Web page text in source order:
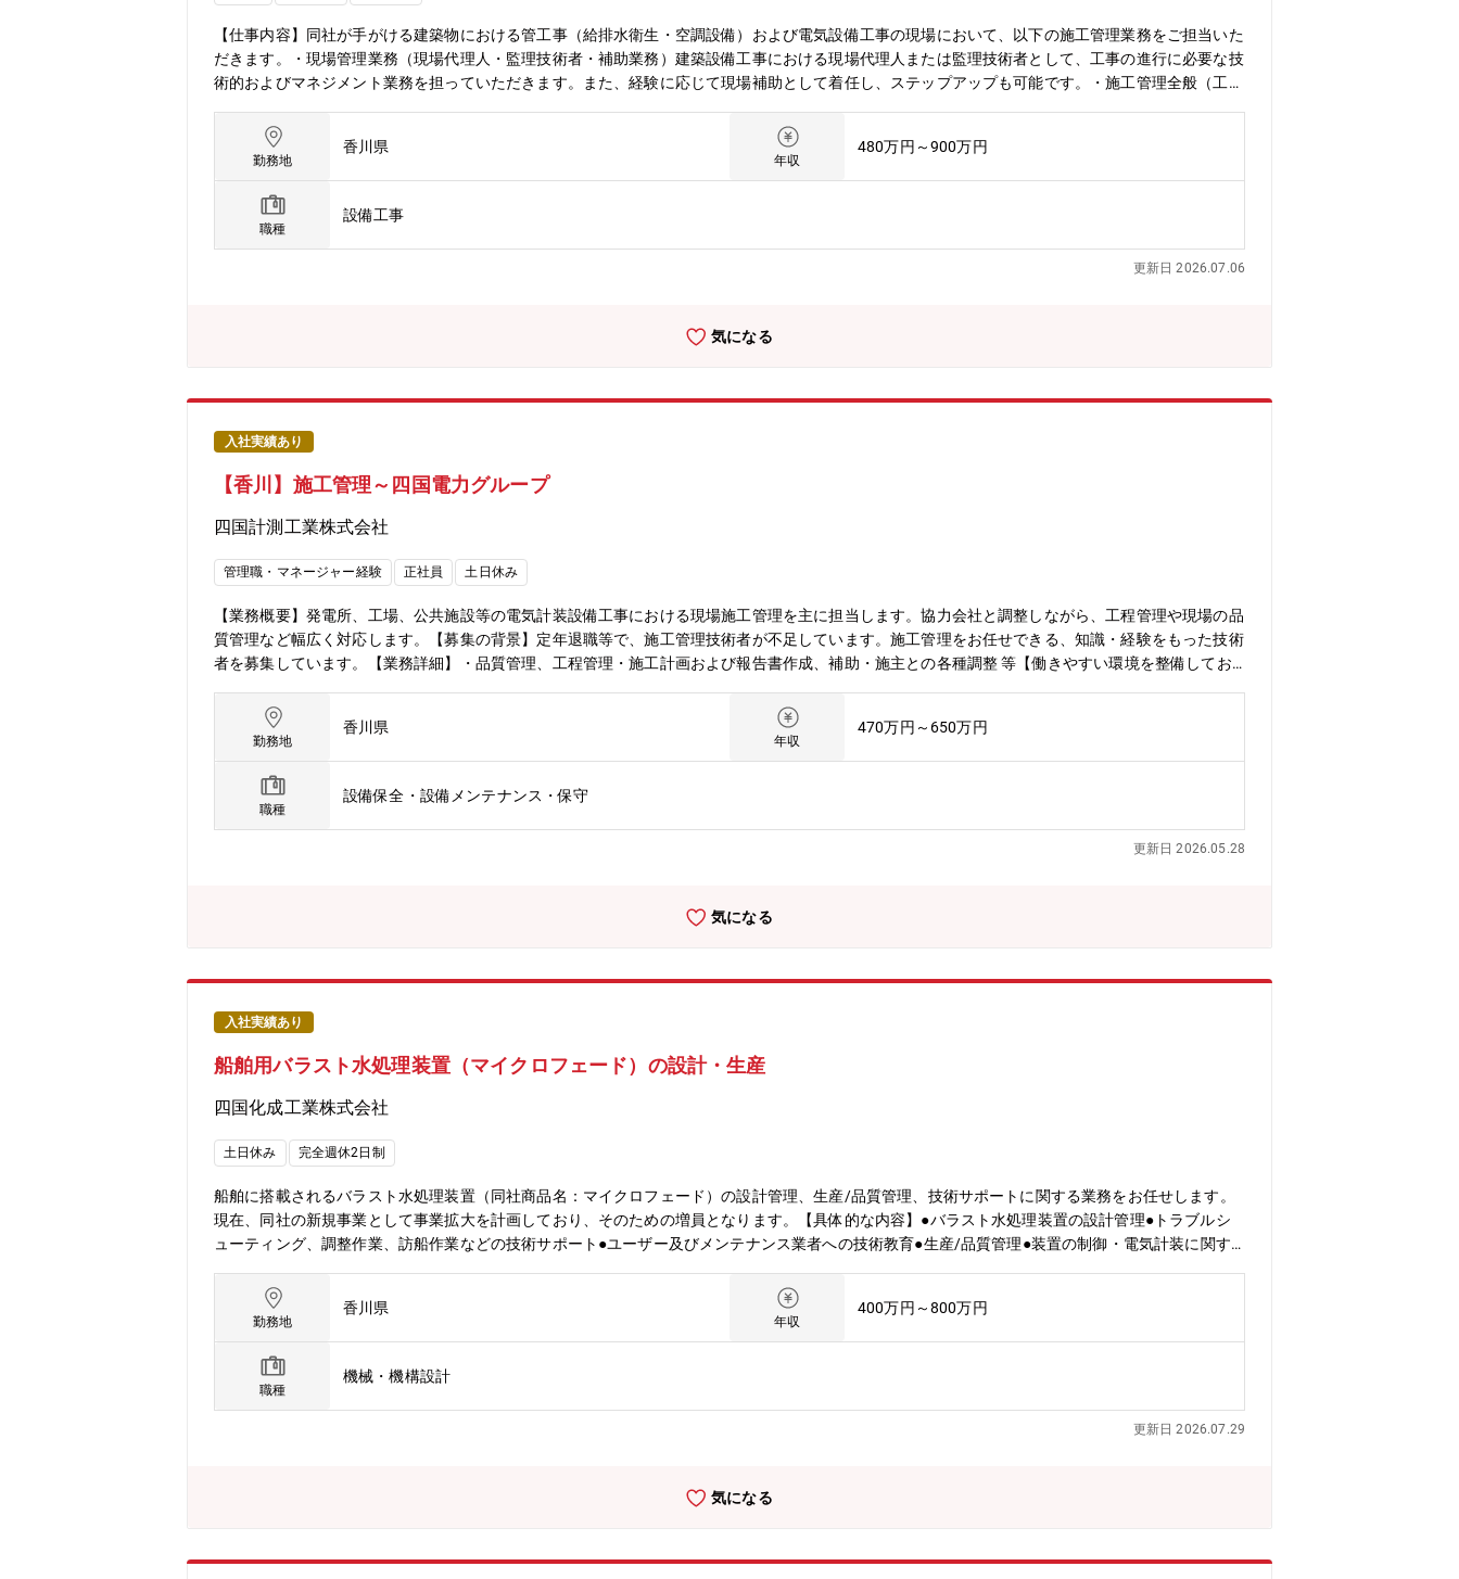
【仕事内容】同社が手がける建築物における管工事（給排水衛生・空調設備）および電気設備工事の現場において、以下の施工管理業務をご担当いた
だきます。・現場管理業務（現場代理人・監理技術者・補助業務）建築設備工事における現場代理人または監理技術者として、工事の進行に必要な技
術的およびマネジメント業務を担っていただきます。また、経験に応じて現場補助として着任し、ステップアップも可能です。・施工管理全般（工
くコストマネジメント（原価）**など、建築設備工事全体の円滑な推進を担当していただきます。■対象物件庁舎・学校・病院・商業施設・ビル・工
場・マンション等※高松市など、香川県内の案件をご担当頂くイメージとなります。■募集背景同社では工事受注量の増加に伴い、現場での施工管理
業務の需要が拡大しています。しかし、施工管理人員が不足している状況が続いており、加えて働き方改革への対応も進めていることから、既存人員
への負荷が高まる慢性的な人手不足が課題となっています。今後、より持続可能な働き方の実現と品質の高い施工体制を維持・強化するためにも、人
員体制の再構築と組織拡大が急務です。将来的には、施工現場の中核を担っていただける方として、新たな仲間を募集いたします。■キャリアイメー
ジご入社後の半年～1年程度は、施工中の現場にて現場補助業務を通じて、当社（㈱フソウ）の管理体制や施工プロセスにじっくり慣れていただきま
す。実際の現場での動きや社内ルール、協力会社との連携などをOJT形式で学びながら、着実にスキルを身につけていただける環境です。十分な習熟
給水装置工事主任技術者／下水道排水設備工事責任技術者 ※設備工事の実務に直結する国家資格として歓迎します。・消防設備士（甲種1類） ※
術の研究開発」、「耐震性に優れた鋼管の製造・販売」などを通じて、社会に安心・安全な水のインフラを提供しております。・水インフラの設計・
社、関わった施設数(浄水場、下水処理場、ポンプ場等)600数以上と多くの実績を世界各国で残しております。・従業員890人の内、機械器具設置105
勤務地
香川県
年収
480万円～900万円
職種
設備工事
更新日 2026.07.06
気になる
入社実績あり
【香川】施工管理～四国電力グループ
四国計測工業株式会社
管理職・マネージャー経験 正社員 土日休み
【業務概要】発電所、工場、公共施設等の電気計装設備工事における現場施工管理を主に担当します。協力会社と調整しながら、工程管理や現場の品
質管理など幅広く対応します。【募集の背景】定年退職等で、施工管理技術者が不足しています。施工管理をお任せできる、知識・経験をもった技術
者を募集しています。【業務詳細】・品質管理、工程管理・施工計画および報告書作成、補助・施主との各種調整 等【働きやすい環境を整備してお
育児支援制度を整えており、2020年9月にくるみん認定（厚生労働省による「子育てサポート企業」の認可）を受けております。また、ご自身のライ
フステージやニーズに応じ、福利厚生プランを自由に設定できるカフェテリアプラン制度を導入しております。社員の場合年間80,000ポイントが付
与され、1ポイント1～1.2円換算にて、人間ドック、学校の入学金・授業料、車検・整備代、固定資産税、保険料などに充てることが可能です。【同
社について】同社は四国電力グループの一員として、1951年に電力メーターの修理調整業務を行う会社として創業しました。その後、計測・制御を
中心とするエレクトロニクス技術を活用し、事業領域の拡大に努めました。現在では高品質のシステム製品やメカトロ技術応用製品に加え、高度な計
装技術を幅広く顧客へ提供でき、多くの方々から高い評価を得ています。こうした中、同社は2021年12月に創立70周年を迎え、「（既存事業と新事
業を掛け合わせた）両利きの経営」、「能動的ソリューション営業」、「健康経営」の3本柱で事業活動に取り組んでいくことを定めています。【事
勤務地
香川県
年収
470万円～650万円
職種
設備保全・設備メンテナンス・保守
更新日 2026.05.28
気になる
入社実績あり
船舶用バラスト水処理装置（マイクロフェード）の設計・生産
四国化成工業株式会社
土日休み 完全週休2日制
船舶に搭載されるバラスト水処理装置（同社商品名：マイクロフェード）の設計管理、生産/品質管理、技術サポートに関する業務をお任せします。
現在、同社の新規事業として事業拡大を計画しており、そのための増員となります。【具体的な内容】●バラスト水処理装置の設計管理●トラブルシ
ューティング、調整作業、訪船作業などの技術サポート●ユーザー及びメンテナンス業者への技術教育●生産/品質管理●装置の制御・電気計装に関す
勤務地
香川県
年収
400万円～800万円
職種
機械・機構設計
更新日 2026.07.29
気になる